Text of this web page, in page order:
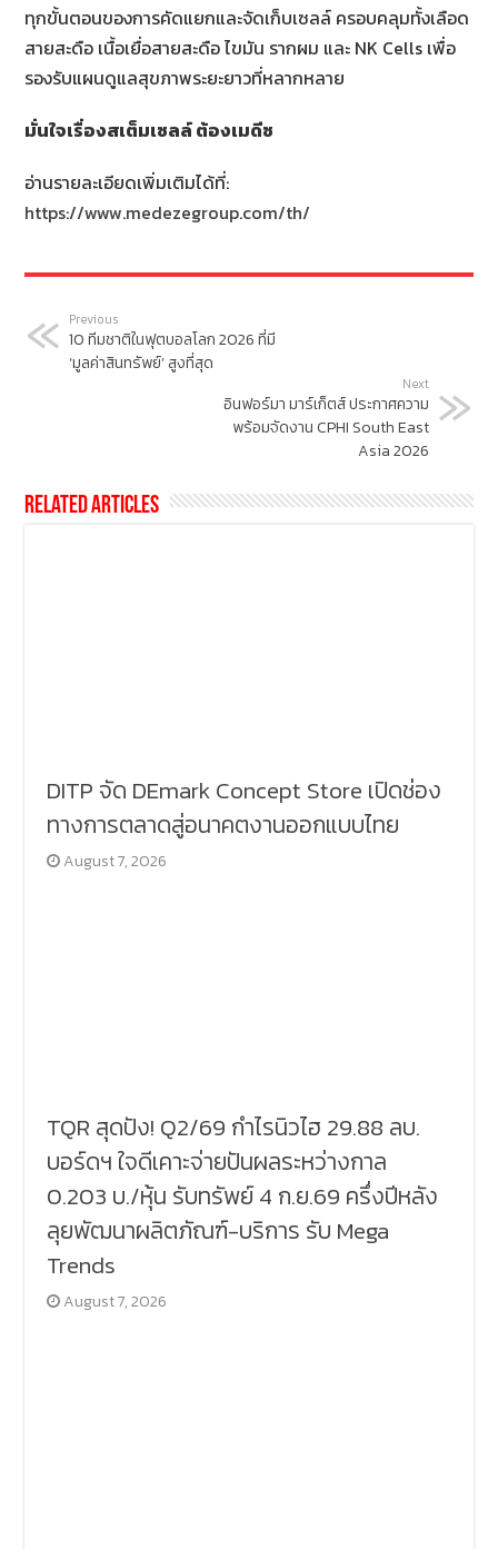
ทุกขั้นตอนของการคัดแยกและจัดเก็บเซลล์ ครอบคลุมทั้งเลือด
สายสะดือ เนื้อเยื่อสายสะดือ ไขมัน รากผม และ NK Cells เพื่อ
รองรับแผนดูแลสุขภาพระยะยาวที่หลากหลาย
มั่นใจเรื่องสเต็มเซลล์ ต้องเมดีซ
อ่านรายละเอียดเพิ่มเติมได้ที่:
https://www.medezegroup.com/th/
Previous
10 ทีมชาติในฟุตบอลโลก 2026 ที่มี
‘มูลค่าสินทรัพย์’ สูงที่สุด
Next
อินฟอร์มา มาร์เก็ตส์ ประกาศความ
พร้อมจัดงาน CPHI South East
Asia 2026
Related Articles
DITP จัด DEmark Concept Store เปิดช่อง
ทางการตลาดสู่อนาคตงานออกแบบไทย
August 7, 2026
TQR สุดปัง! Q2/69 กำไรนิวไฮ 29.88 ลบ.
บอร์ดฯ ใจดีเคาะจ่ายปันผลระหว่างกาล
0.203 บ./หุ้น รับทรัพย์ 4 ก.ย.69 ครึ่งปีหลัง
ลุยพัฒนาผลิตภัณฑ์-บริการ รับ Mega
Trends
August 7, 2026